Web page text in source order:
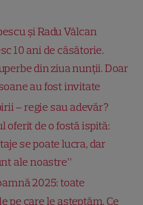
și Radu Vâlcan
10 ani de căsătorie.
din ziua nunții. Doar
au fost invitate
– regie sau adevăr?
oferit de o fostă ispită:
se poate lucra, dar
ale noastre”
2025: toate
pe care le așteptăm. Ce